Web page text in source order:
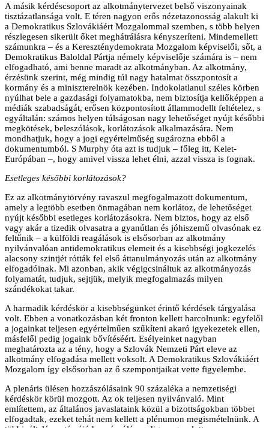
A másik kérdéscsoport az alkotmánytervezet belső viszonyainak
tisztázatlansága volt. E téren nagyon erős nézetazonosság alakult ki
a Demokratikus Szlovákiáért Mozgalommal szemben, s több helyen
részlegesen sikerült őket meghátrálásra kényszeríteni. Mindemellett
számunkra – és a Kereszténydemokrata Mozgalom képviselői, sőt, a
Demokratikus Baloldal Pártja némely képviselője számára is – nem
elfogadható, ami benne maradt az alkotmányban. Az alkotmány,
érzésünk szerint, még mindig túl nagy hatalmat összpontosít a
kormány és a miniszterelnök kezében. Indokolatlanul széles körben
nyúlhat bele a gazdasági folyamatokba, nem biztosítja kellőképpen a
médiák szabadságát, erősen központosított állammodellt feltételez, s
egyáltalán: számos helyen túlságosan nagy lehetőséget nyújt későbbi
megkötések, beleszólások, korlátozások alkalmazására. Nem
mondhatjuk, hogy a jogi egyértelműség sugározna ebből a
dokumentumból. S Murphy óta azt is tudjuk – főleg itt, Kelet-
Európában –, hogy amivel vissza lehet élni, azzal vissza is fognak.
Esetleges későbbi korlátozások?
Ez az alkotmánytörvény ravaszul megfogalmazott dokumentum,
amely a legtöbb esetben önmagában nem korlátoz, de lehetőséget
nyújt későbbi esetleges korlátozásokra. Nem biztos, hogy az első
vagy akár a tizedik olvasatra a gyanútlan és jóhiszemű olvasónak ez
feltűnik – a külföldi reagálások is elsősorban az alkotmány
nyilvánvalóan antidemokratikus elemeit és a kisebbségi jogkezelés
alacsony szintjét rótták fel első áttanulmányozás után az alkotmány
elfogadóinak. Mi azonban, akik végigcsináltuk az alkotmányozás
folyamatát, tudjuk, sejtjük, melyik megfogalmazás milyen
szándékokat takar.
A harmadik kérdéskör a kisebbségünket érintő kérdések tárgyalása
volt. Ebben a vonatkozásban két fronton kellett harcolnunk: egyfelől
a jogainkat teljesen egyértelműen szűkíteni akaró igyekezetek ellen,
másfelől pedig jogaink bővítéséért. Esélyeinket nagyban
meghatározta az a tény, hogy a Szlovák Nemzeti Párt eleve az
alkotmány elfogadása mellett voksolt. A Demokratikus Szlovákiáért
Mozgalom így elsősorban az ő szempontjaikat vette figyelembe.
A plenáris ülésen hozzászólásaink 90 százaléka a nemzetiségi
kérdéskör körül mozgott. Az ok teljesen nyilvánvaló. Mint
említettem, az általános javaslataink közül a bizottságokban többet
elfogadtak, ezeket tehát nem kellett a plénumon megismételnünk. A